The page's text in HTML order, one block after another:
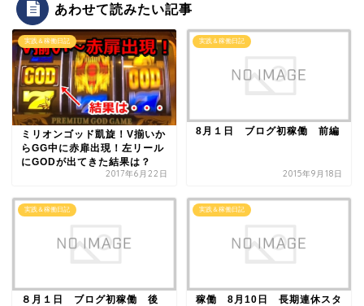
あわせて読みたい記事
実践＆稼働日記
ミリオンゴッド凱旋！V揃いか
らGG中に赤扉出現！左リール
にGODが出てきた結果は？
2017年6月22日
実践＆稼働日記
8月１日 ブログ初稼働 前編
2015年9月18日
実践＆稼働日記
８月１日 ブログ初稼働 後
実践＆稼働日記
稼働 8月10日 長期連休スタ